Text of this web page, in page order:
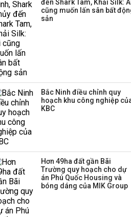
Thị trường thường
đến Shark Tam, Khải Silk:
cũng muốn lấn sân bất
sản
Bắc Ninh điều chỉnh quy
hoạch khu công nghiệp
KBC
Hơn 49ha đất gần Bãi
Trường quy hoạch cho dự
án Phú Quốc Housing và
bóng dáng của MIK Group